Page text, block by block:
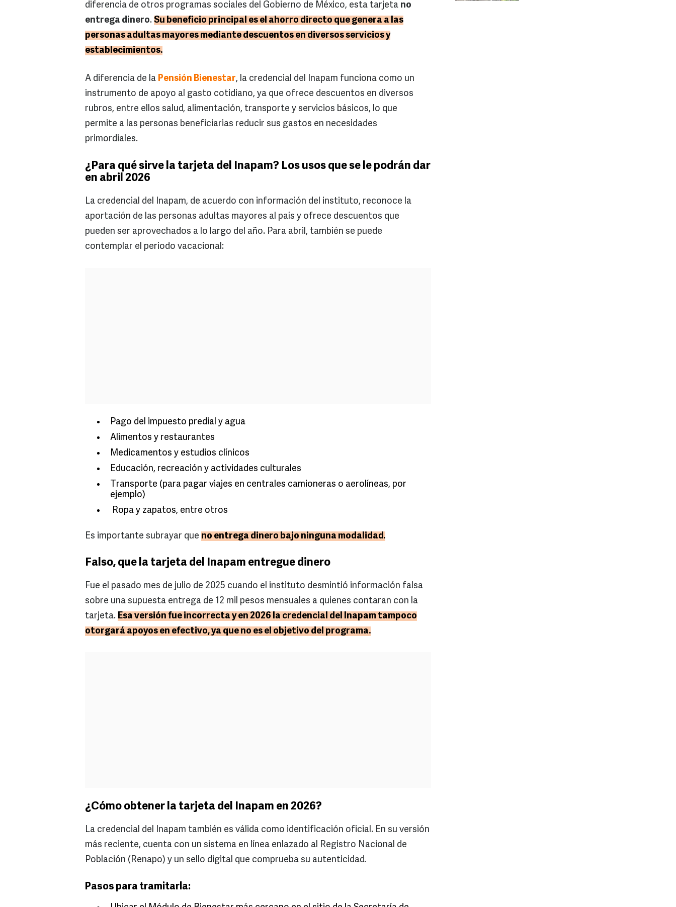
diferencia de otros programas sociales del Gobierno de México, esta tarjeta no
entrega dinero. Su beneficio principal es el ahorro directo que genera a las
personas adultas mayores mediante descuentos en diversos servicios y
establecimientos.
A diferencia de la Pensión Bienestar, la credencial del Inapam funciona como un
instrumento de apoyo al gasto cotidiano, ya que ofrece descuentos en diversos
rubros, entre ellos salud, alimentación, transporte y servicios básicos, lo que
permite a las personas beneficiarias reducir sus gastos en necesidades
primordiales.
¿Para qué sirve la tarjeta del Inapam? Los usos que se le podrán dar
en abril 2026
La credencial del Inapam, de acuerdo con información del instituto, reconoce la
aportación de las personas adultas mayores al país y ofrece descuentos que
pueden ser aprovechados a lo largo del año. Para abril, también se puede
contemplar el periodo vacacional:
Pago del impuesto predial y agua
Alimentos y restaurantes
Medicamentos y estudios clínicos
Educación, recreación y actividades culturales
Transporte (para pagar viajes en centrales camioneras o aerolíneas, por
ejemplo)
Ropa y zapatos, entre otros
Es importante subrayar que no entrega dinero bajo ninguna modalidad.
Falso, que la tarjeta del Inapam entregue dinero
Fue el pasado mes de julio de 2025 cuando el instituto desmintió información falsa
sobre una supuesta entrega de 12 mil pesos mensuales a quienes contaran con la
tarjeta. Esa versión fue incorrecta y en 2026 la credencial del Inapam tampoco
otorgará apoyos en efectivo, ya que no es el objetivo del programa.
¿Cómo obtener la tarjeta del Inapam en 2026?
La credencial del Inapam también es válida como identificación oficial. En su versión
más reciente, cuenta con un sistema en línea enlazado al Registro Nacional de
Población (Renapo) y un sello digital que comprueba su autenticidad.
Pasos para tramitarla: